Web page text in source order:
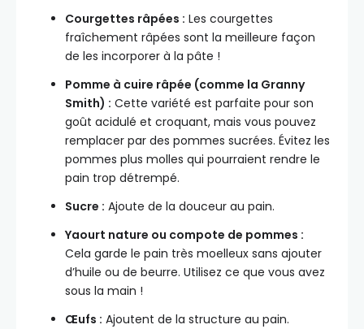
Courgettes râpées : Les courgettes
fraîchement râpées sont la meilleure façon
de les incorporer à la pâte !
Pomme à cuire râpée (comme la Granny
Smith) : Cette variété est parfaite pour son
goût acidulé et croquant, mais vous pouvez
remplacer par des pommes sucrées. Évitez les
pommes plus molles qui pourraient rendre le
pain trop détrempé.
Sucre : Ajoute de la douceur au pain.
Yaourt nature ou compote de pommes :
Cela garde le pain très moelleux sans ajouter
d’huile ou de beurre. Utilisez ce que vous avez
sous la main !
Œufs : Ajoutent de la structure au pain.